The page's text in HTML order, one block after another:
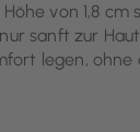
von 1,8
sanft zur
legen, ohne